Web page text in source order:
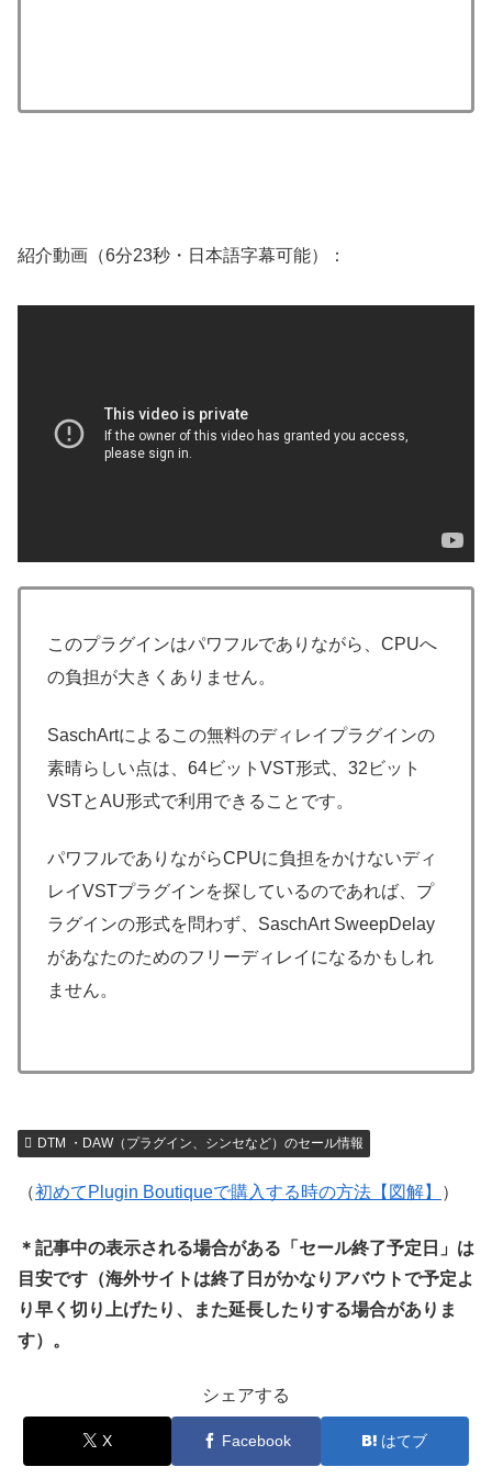
紹介動画（6分23秒・日本語字幕可能）：
このプラグインはパワフルでありながら、CPUへ
の負担が大きくありません。
SaschArtによるこの無料のディレイプラグインの
素晴らしい点は、64ビットVST形式、32ビット
VSTとAU形式で利用できることです。
パワフルでありながらCPUに負担をかけないディ
レイVSTプラグインを探しているのであれば、プ
ラグインの形式を問わず、SaschArt SweepDelay
があなたのためのフリーディレイになるかもしれ
ません。
DTM ・DAW（プラグイン、シンセなど）のセール情報
（初めてPlugin Boutiqueで購入する時の方法【図解】 ）
＊記事中の表示される場合がある「セール終了予定日」は
目安です（海外サイトは終了日がかなりアバウトで予定よ
り早く切り上げたり、また延長したりする場合がありま
す）。
シェアする
X Facebook はてブ